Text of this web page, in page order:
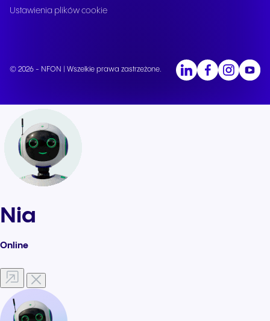
Ustawienia plików cookie
© 2026 - NFON | Wszelkie prawa zastrzeżone.